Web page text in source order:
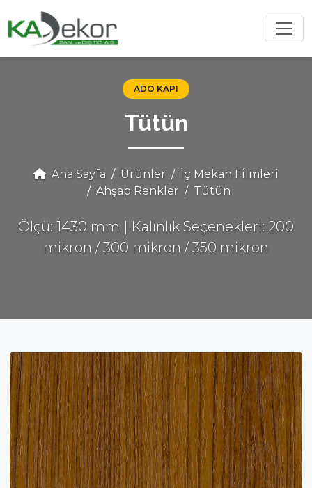
ADO KAPI
Tütün
Ana Sayfa Ürünler
İç Mekan Filmleri
Ahşap Renkler
Tütün
Ölçü: 1430 mm | Kalınlık Seçenekleri: 200
mikron / 300 mikron / 350 mikron